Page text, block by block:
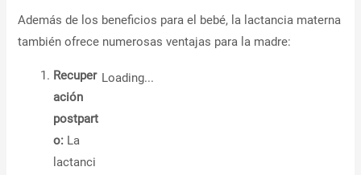
Además de los beneficios para el bebé, la lactancia materna
también ofrece numerosas ventajas para la madre:
Loading...
Recuper
ación
postpart
o: La
lactanci